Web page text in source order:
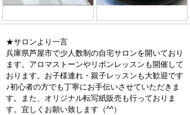
★サロンより一言
兵庫県芦屋市で少人数制の自宅サロンを開いており
ます。アロマストーンやリボンレッスンも開催して
おります。お子様連れ・親子レッスンも大歓迎です
♪初心者の方でも丁寧にお手伝いさせていただきま
す。また、オリジナル転写紙販売も行っておりま
す。宜しくお願い致します（^^）